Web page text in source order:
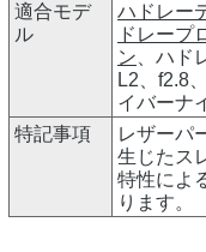
適合モデ
ル
ハドレー
ドレープ
ン 、ハド
L2、f2.8
イバーナ
特記事項
レザーパ
生じたス
特性によ
ります。